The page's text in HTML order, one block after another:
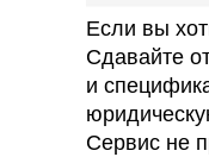
Если вы
Сдавайте
и
Сервис не